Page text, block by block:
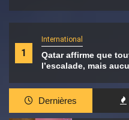
1
International
Qatar affirme que
l’escalade, mais
Dernières